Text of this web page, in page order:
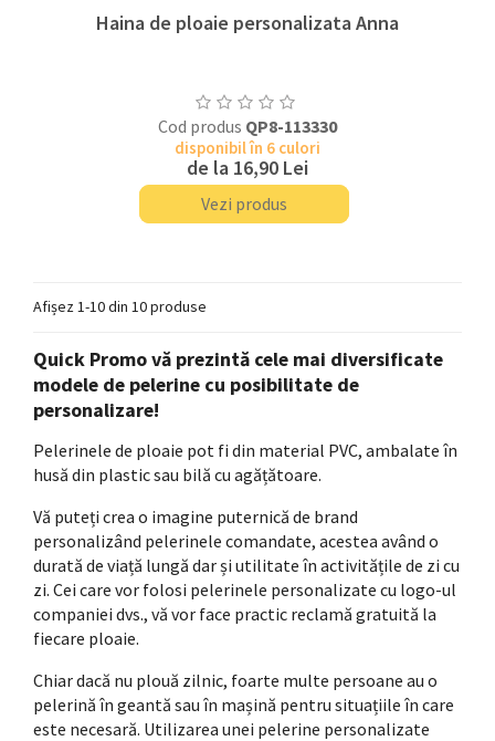
Haina de ploaie personalizata Anna
Cod produs QP8-113330
disponibil în 6 culori
de la 16,90 Lei
Vezi produs
Afișez 1-10 din 10 produse
Quick Promo vă prezintă cele mai diversificate
modele de pelerine cu posibilitate de
personalizare!
Pelerinele de ploaie pot fi din material PVC, ambalate în
husă din plastic sau bilă cu agățătoare.
Vă puteți crea o imagine puternică de brand
personalizând pelerinele comandate, acestea având o
durată de viață lungă dar și utilitate în activitățile de zi cu
zi. Cei care vor folosi pelerinele personalizate cu logo-ul
companiei dvs., vă vor face practic reclamă gratuită la
fiecare ploaie.
Chiar dacă nu plouă zilnic, foarte multe persoane au o
pelerină în geantă sau în mașină pentru situațiile în care
este necesară. Utilizarea unei pelerine personalizate